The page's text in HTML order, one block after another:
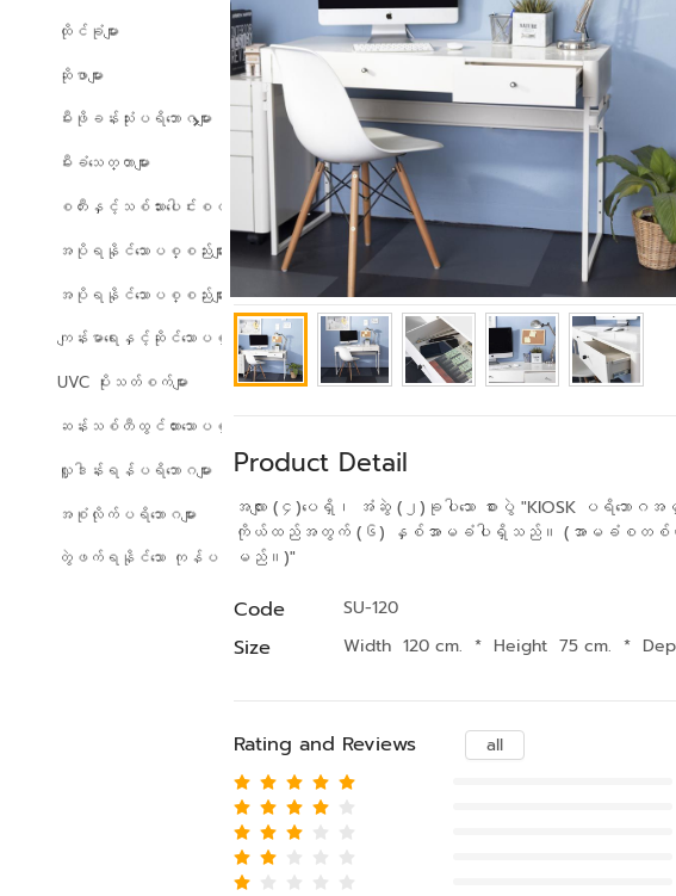
ထိုင်ခုံများ
ဆိုဖာများ
မီးဖိုခန်းသုံးပရိဘောဂများ
မီးခံသေတ္တာများ
စတီးနှင့်သစ်သားပေါင်းစပ်ထားသော ပရိဘောဂများ
အပိုရနိုင်သောပစ္စည်းများ
အပိုရနိုင်သောပစ္စည်းများ
ကျန်းမာရေးနှင့်ဆိုင်သောပစ္စည်းများ
UVC ပိုးသတ်စက်များ
ဆန်းသစ်တီထွင်ထားသောပစ္စည်းများ
လှူဒါန်းရန်ပရိဘောဂများ
အစုံလိုက်ပရိဘောဂများ
တွဲဖက်ရနိုင်သော ကုန်ပစ္စည်းများ
Product Detail
အလျား (၄)ပေရှိ၊ အံဆွဲ (၂)ခုပါသော စားပွဲ "KIOSK ပရိ
ကိုယ်ထည်အတွက် (၆) နှစ်အာမခံပါရှိသည်။ (အာမခံစတစ်ကာကို မ
မည်။)"
Code SU-120
Size Width 120 cm. * Height 75 cm. *
Rating and Reviews
all